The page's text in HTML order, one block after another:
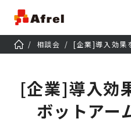
相談会 [企業]導入効果
[企業]導入効
ボットアー